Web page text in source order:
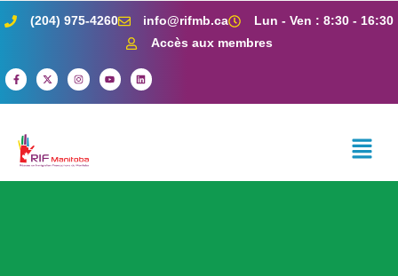
(204) 975-4260 info@rifmb.ca
Lun - Ven : 8:30 - 16:30
Accès aux membres